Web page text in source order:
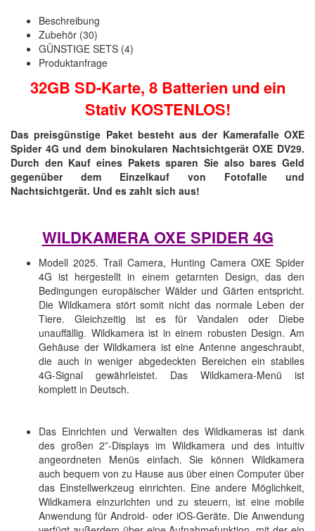
Beschreibung
Zubehör (30)
GÜNSTIGE SETS (4)
Produktanfrage
32GB SD-Karte, 8 Batterien und ein
Stativ KOSTENLOS!
Das preisgünstige Paket besteht aus der Kamerafalle OXE
Spider 4G und dem binokularen Nachtsichtgerät OXE DV29.
Durch den Kauf eines Pakets sparen Sie also bares Geld
gegenüber dem Einzelkauf von Fotofalle und
Nachtsichtgerät. Und es zahlt sich aus!
WILDKAMERA OXE SPIDER 4G
Modell 2025. Trail Camera, Hunting Camera OXE Spider
4G ist hergestellt in einem getarnten Design, das den
Bedingungen europäischer Wälder und Gärten entspricht.
Die Wildkamera stört somit nicht das normale Leben der
Tiere. Gleichzeitig ist es für Vandalen oder Diebe
unauffällig. Wildkamera ist in einem robusten Design. Am
Gehäuse der Wildkamera ist eine Antenne angeschraubt,
die auch in weniger abgedeckten Bereichen ein stabiles
4G-Signal gewährleistet. Das Wildkamera-Menü ist
komplett in Deutsch.
Das Einrichten und Verwalten des Wildkameras ist dank
des großen 2”-Displays im Wildkamera und des intuitiv
angeordneten Menüs einfach. Sie können Wildkamera
auch bequem von zu Hause aus über einen Computer über
das Einstellwerkzeug einrichten. Eine andere Möglichkeit,
Wildkamera einzurichten und zu steuern, ist eine mobile
Anwendung für Android- oder iOS-Geräte. Die Anwendung